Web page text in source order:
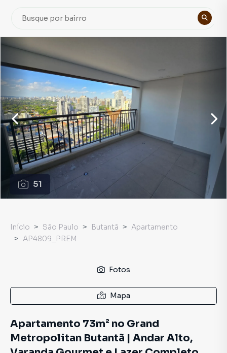
51
Início São Paulo Butantã
Apartamento
AP4809_PREM
Fotos
Mapa
Apartamento 73m² no Grand
Metropolitan Butantã | Andar Alto,